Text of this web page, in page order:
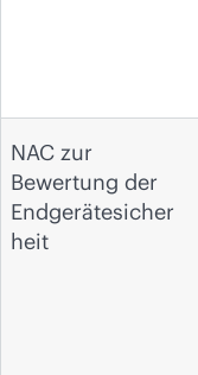
NAC zur
Bewertung der
Endgerätesicher
heit